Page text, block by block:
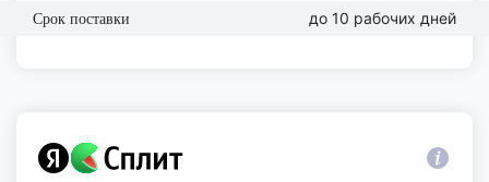
Срок поставки до 10 рабочих дней